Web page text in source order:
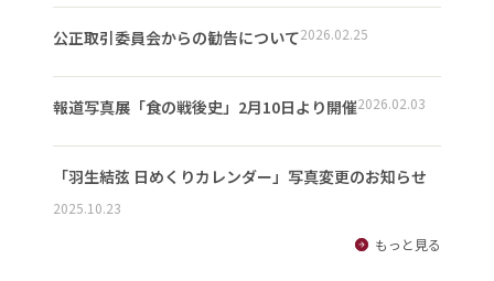
公正取引委員会からの勧告について2026.02.25
報道写真展「食の戦後史」2月10日より開催2026.02.03
「羽生結弦 日めくりカレンダー」写真変更のお知らせ
2025.10.23
もっと見る